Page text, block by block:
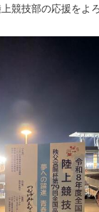
競技部の応援をよ